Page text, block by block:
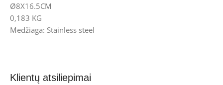
Ø8X16.5CM
0,183 KG
Medžiaga: Stainless steel
Klientų atsiliepimai